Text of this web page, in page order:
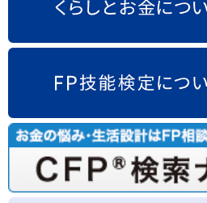
法人・行政機関の方へ
学校関係者の方へ
報道・メディア関係者の方へ